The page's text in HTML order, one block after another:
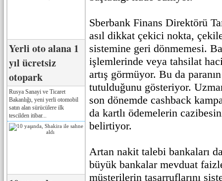
Yerli oto alana 1
yıl ücretsiz
otopark
Rusya Sanayi ve Ticaret
Bakanlığı, yeni yerli otomobil
satın alan sürücülere ilk
tescilden itibar...
Sberbank Finans Direktörü
asıl dikkat çekici nokta,
sistemine geri dönmemesi.
işlemlerinde veya tahsilat
artış görmüyor. Bu da
tutulduğunu gösteriyor.
son dönemde cashback
da kartlı ödemelerin
belirtiyor.
Artan nakit talebi bankaları
büyük bankalar mevduat
müşterilerin tasarruflarını